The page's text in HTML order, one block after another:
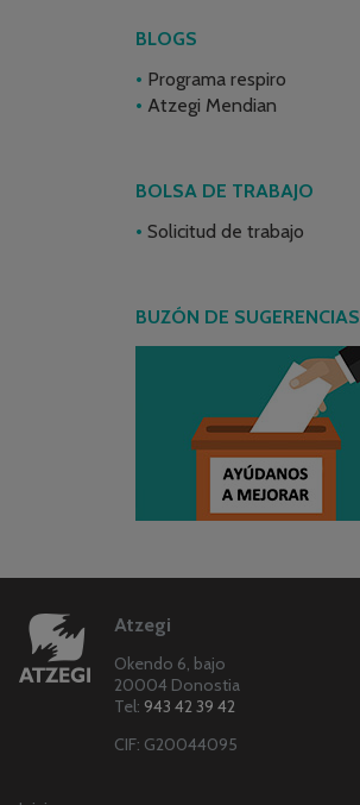
BLOGS
Programa respiro
Atzegi Mendian
BOLSA DE TRABAJO
Solicitud de trabajo
BUZÓN DE SUGERENCIAS
Atzegi
Okendo 6, bajo
20004 Donostia
Tel: 943 42 39 42
CIF: G20044095